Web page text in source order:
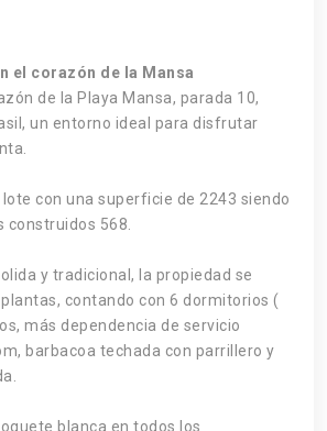
el corazón de la Mansa
de la Playa Mansa, parada 10,
un entorno ideal para disfrutar
con una superficie de 2243 siendo
construidos 568.
y tradicional, la propiedad se
contando con 6 dormitorios (
más dependencia de servicio
barbacoa techada con parrillero y
blanca en todos los